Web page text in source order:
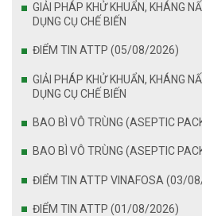
GIẢI PHÁP KHỬ KHUẨN, KHÁNG
DỤNG CỤ CHẾ BIẾN
ĐIỂM TIN ATTP (05/08/2026)
GIẢI PHÁP KHỬ KHUẨN, KHÁNG
DỤNG CỤ CHẾ BIẾN
BAO BÌ VÔ TRÙNG (ASEPTIC
BAO BÌ VÔ TRÙNG (ASEPTIC
ĐIỂM TIN ATTP VINAFOSA (03/
ĐIỂM TIN ATTP (01/08/2026)